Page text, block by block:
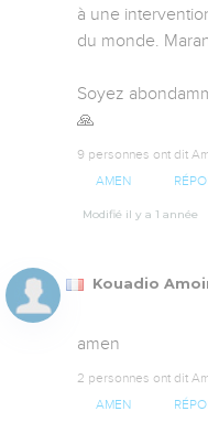
à une
du monde.
Soyez
🙏
9 personnes ont dit
AMEN
Modifié il y a 1 année
Kouadio
amen
2 personnes ont dit
AMEN